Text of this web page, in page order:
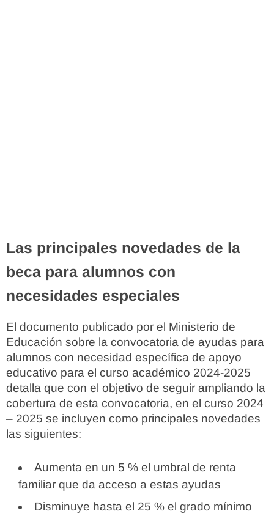
Las principales novedades de la
beca para alumnos con
necesidades especiales
El documento publicado por el Ministerio de
Educación sobre la convocatoria de ayudas para
alumnos con necesidad específica de apoyo
educativo para el curso académico 2024-2025
detalla que con el objetivo de seguir ampliando la
cobertura de esta convocatoria, en el curso 2024
– 2025 se incluyen como principales novedades
las siguientes:
Aumenta en un 5 % el umbral de renta
familiar que da acceso a estas ayudas
Disminuye hasta el 25 % el grado mínimo